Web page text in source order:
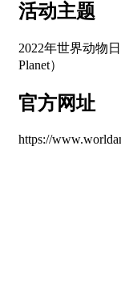
活动主题
2022年世界动物
Planet）
官方网址
https://